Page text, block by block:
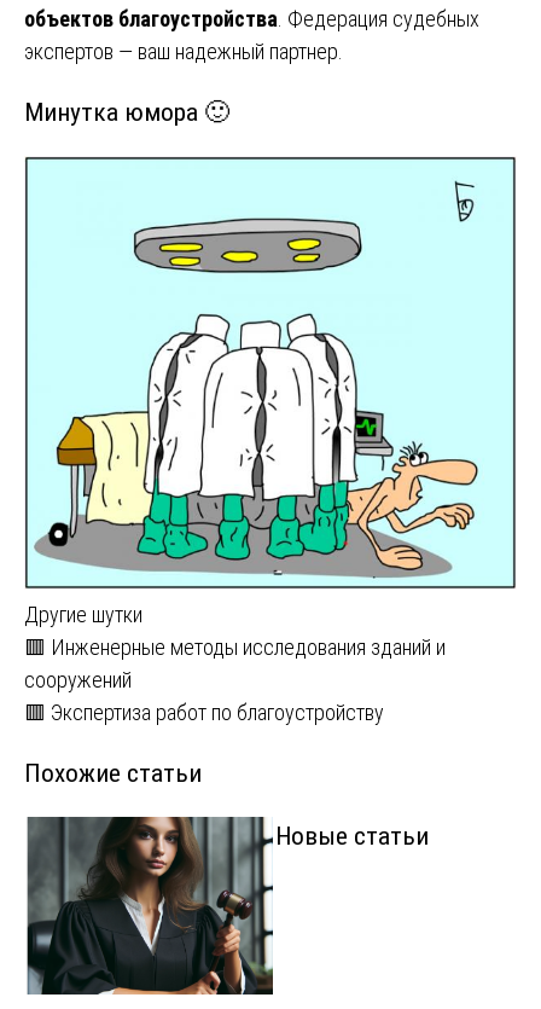
объектов благоустройства . Федерация судебных
экспертов — ваш надежный партнер.
Минутка юмора 🙂
Другие шутки
Навигация
по
🟥 Инженерные методы исследования зданий и
сооружений
🟥 Экспертиза работ по благоустройству
Похожие статьи
Новые статьи